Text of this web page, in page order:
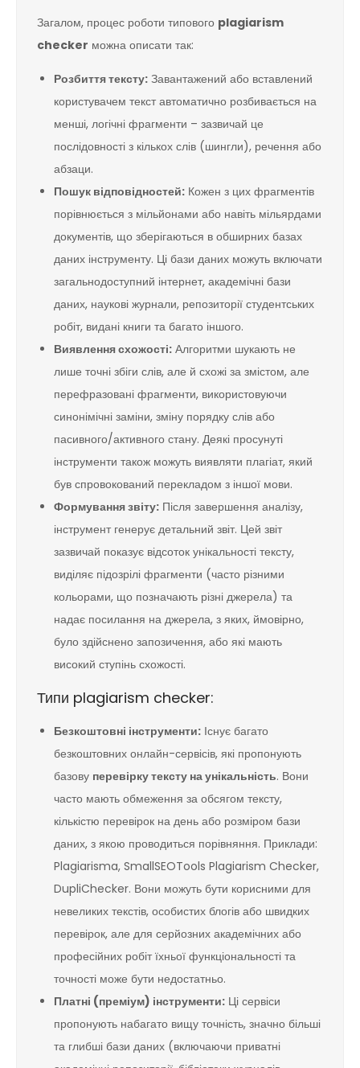
Загалом, процес роботи типового plagiarism
checker можна описати так:
Розбиття тексту: Завантажений або вставлений
користувачем текст автоматично розбивається на
менші, логічні фрагменти – зазвичай це
послідовності з кількох слів (шингли), речення або
абзаци.
Пошук відповідностей: Кожен з цих фрагментів
порівнюється з мільйонами або навіть мільярдами
документів, що зберігаються в обширних базах
даних інструменту. Ці бази даних можуть включати
загальнодоступний інтернет, академічні бази
даних, наукові журнали, репозиторії студентських
робіт, видані книги та багато іншого.
Виявлення схожості: Алгоритми шукають не
лише точні збіги слів, але й схожі за змістом, але
перефразовані фрагменти, використовуючи
синонімічні заміни, зміну порядку слів або
пасивного/активного стану. Деякі просунуті
інструменти також можуть виявляти плагіат, який
був спровокований перекладом з іншої мови.
Формування звіту: Після завершення аналізу,
інструмент генерує детальний звіт. Цей звіт
зазвичай показує відсоток унікальності тексту,
виділяє підозрілі фрагменти (часто різними
кольорами, що позначають різні джерела) та
надає посилання на джерела, з яких, ймовірно,
було здійснено запозичення, або які мають
високий ступінь схожості.
Типи plagiarism checker:
Безкоштовні інструменти: Існує багато
безкоштовних онлайн-сервісів, які пропонують
базову перевірку тексту на унікальність. Вони
часто мають обмеження за обсягом тексту,
кількістю перевірок на день або розміром бази
даних, з якою проводиться порівняння. Приклади:
Plagiarisma, SmallSEOTools Plagiarism Checker,
DupliChecker. Вони можуть бути корисними для
невеликих текстів, особистих блогів або швидких
перевірок, але для серйозних академічних або
професійних робіт їхньої функціональності та
точності може бути недостатньо.
Платні (преміум) інструменти: Ці сервіси
пропонують набагато вищу точність, значно більші
та глибші бази даних (включаючи приватні